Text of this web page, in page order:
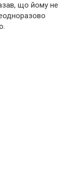
що йому не